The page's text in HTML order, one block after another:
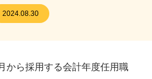
2024.08.30
から採用する会計年度任用職